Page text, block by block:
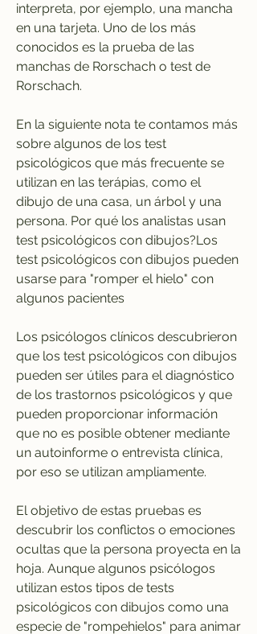
interpreta, por ejemplo, una mancha
en una tarjeta. Uno de los más
conocidos es la prueba de las
manchas de Rorschach o test de
Rorschach.
En la siguiente nota te contamos más
sobre algunos de los test
psicológicos que más frecuente se
utilizan en las terápias, como el
dibujo de una casa, un árbol y una
persona. Por qué los analistas usan
test psicológicos con dibujos?Los
test psicológicos con dibujos pueden
usarse para "romper el hielo" con
algunos pacientes
Los psicólogos clínicos descubrieron
que los test psicológicos con dibujos
pueden ser útiles para el diagnóstico
de los trastornos psicológicos y que
pueden proporcionar información
que no es posible obtener mediante
un autoinforme o entrevista clínica,
por eso se utilizan ampliamente.
El objetivo de estas pruebas es
descubrir los conflictos o emociones
ocultas que la persona proyecta en la
hoja. Aunque algunos psicólogos
utilizan estos tipos de tests
psicológicos con dibujos como una
especie de "rompehielos" para animar